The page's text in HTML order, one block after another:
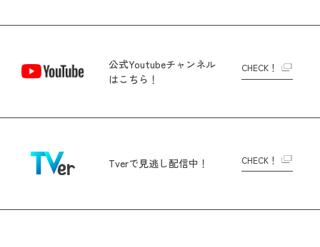
公式Youtubeチャンネル
はこちら！
CHECK！
Tverで見逃し配信中！ CHECK！